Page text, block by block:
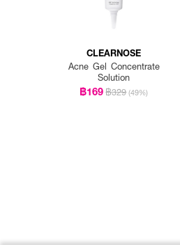
CLEARNOSE
Acne Gel Concentrate
Solution
฿169฿329 (49%)